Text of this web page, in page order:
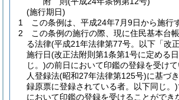
(施行期日)
1
この条例は、平成24年7月9日から施行
2
この条例の施行の際、現に住民基本台
る法律(平成21年法律第77号。以下「改
施行日(改正法附則第1条第1号に定める
じ。)の前日において印鑑の登録を受けて
人登録法(昭和27年法律第125号)に基づ
録原票に登録されている者。以下同じ。)
において印鑑の登録を受けることができ